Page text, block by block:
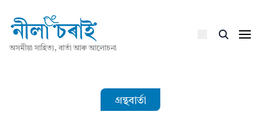
অসমীয়া সাহিত্য, বাৰ্তা আৰু আলোচনা
গ্ৰন্থবাৰ্তা